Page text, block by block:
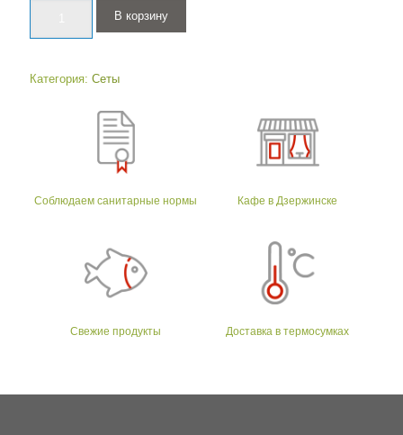
В корзину
Категория: Сеты
Соблюдаем санитарные нормы Кафе в Дзержинске
Свежие продукты Доставка в термосумках